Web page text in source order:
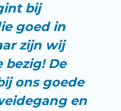
bij
goed in
zijn wij
bezig! De
ons goede
en